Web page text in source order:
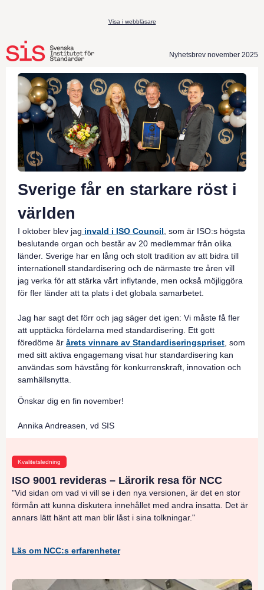
Visa i webbläsare
Nyhetsbrev november 2025
Sverige får en starkare röst i
världen
I oktober blev jag invald i ISO Council , som är ISO:s högsta
beslutande organ och består av 20 medlemmar från olika
länder. Sverige har en lång och stolt tradition av att bidra till
internationell standardisering och de närmaste tre åren vill
jag verka för att stärka vårt inflytande, men också möjliggöra
för fler länder att ta plats i det globala samarbetet.
Jag har sagt det förr och jag säger det igen: Vi måste få fler
att upptäcka fördelarna med standardisering. Ett gott
föredöme är årets vinnare av Standardiseringspriset , som
med sitt aktiva engagemang visat hur standardisering kan
användas som hävstång för konkurrenskraft, innovation och
samhällsnytta.
Önskar dig en fin november!
Annika Andreasen, vd SIS
Kvalitetsledning
ISO 9001 revideras – Lärorik resa för NCC
"Vid sidan om vad vi vill se i den nya versionen, är det en stor
förmån att kunna diskutera innehållet med andra insatta. Det är
annars lätt hänt att man blir låst i sina tolkningar."
Läs om NCC:s erfarenheter